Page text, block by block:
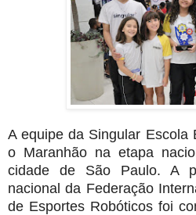
A equipe da Singular Escola
o Maranhão na etapa
cidade de São Paulo. A
nacional da Federação
de Esportes Robóticos foi